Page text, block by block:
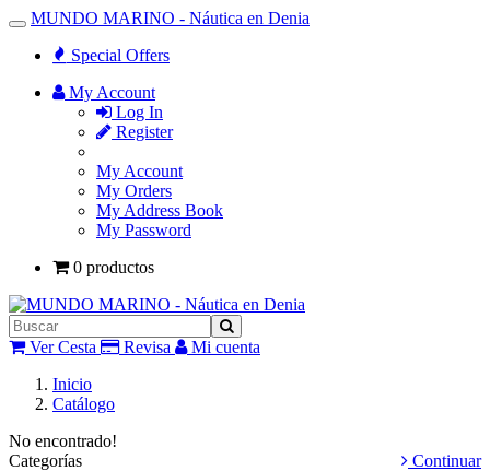
Toggle
Navigation
MUNDO MARINO - Náutica en Denia
Special Offers
My Account
Log In
Register
My Account
My Orders
My Address Book
My Password
0 productos
Ver Cesta Revisa
Mi cuenta
Inicio
Catálogo
No encontrado!
Continuar
Categorías